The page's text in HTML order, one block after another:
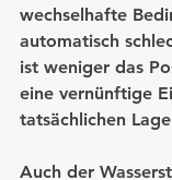
wechselhafte
automatisch
ist weniger das
eine vernünftige
tatsächlichen
Auch der